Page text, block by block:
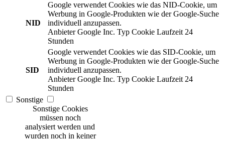
NID
Google verwendet Cookies wie das NID-Cookie, um
Werbung in Google-Produkten wie der Google-Suche
individuell anzupassen.
Anbieter Google Inc. Typ Cookie Laufzeit 24
Stunden
SID
Google verwendet Cookies wie das SID-Cookie, um
Werbung in Google-Produkten wie der Google-Suche
individuell anzupassen.
Anbieter Google Inc. Typ Cookie Laufzeit 24
Stunden
Sonstige
Sonstige Cookies
müssen noch
analysiert werden und
wurden noch in keiner